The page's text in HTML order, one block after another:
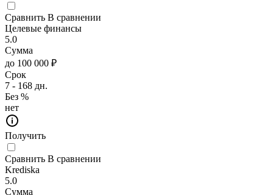
Сравнить В сравнении
Целевые финансы
5.0
Сумма
до 100 000 ₽
Срок
7 - 168 дн.
Без %
нет
Получить
Сравнить В сравнении
Krediska
5.0
Сумма